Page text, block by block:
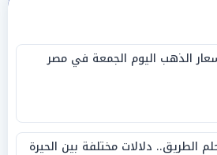
الذهب اليوم الجمعة في مصر
الطريق.. دلالات مختلفة بين الحيرة